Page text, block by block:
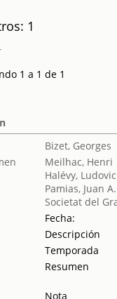
1
1 a 1 de 1
Bizet, Georges
Meilhac, Henri
Halévy, Ludovic
Pamias, Juan A.
Societat del
Fecha:
Descripción
Temporada
Resumen
Nota